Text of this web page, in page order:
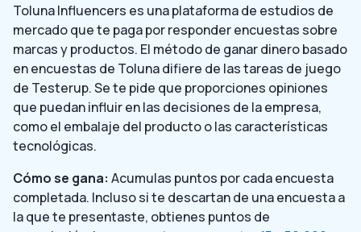
Toluna Influencers es una plataforma de estudios de
mercado que te paga por responder encuestas sobre
marcas y productos. El método de ganar dinero basado
en encuestas de Toluna difiere de las tareas de juego
de Testerup. Se te pide que proporciones opiniones
que puedan influir en las decisiones de la empresa,
como el embalaje del producto o las características
tecnológicas.
Cómo se gana: Acumulas puntos por cada encuesta
completada. Incluso si te descartan de una encuesta a
la que te presentaste, obtienes puntos de